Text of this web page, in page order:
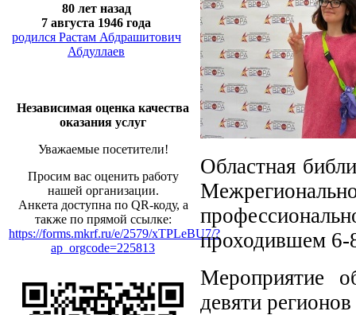
80 лет назад
7 августа 1946 года
родился Растам Абдрашитович
Абдуллаев
Независимая оценка качества
оказания услуг
Уважаемые посетители!
Просим вас оценить работу
нашей организации.
Анкета доступна по QR-коду, а
также по прямой ссылке:
https://forms.mkrf.ru/e/2579/xTPLeBU7/?
ap_orgcode=225813
Областная
проходившем 6-
Мероприятие
девяти